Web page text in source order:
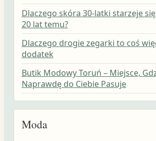
Dlaczego skóra 30-latki starzeje
20 lat temu?
Dlaczego drogie zegarki to coś
dodatek
Butik Modowy Toruń – Miejsce,
Naprawdę do Ciebie Pasuje
Moda